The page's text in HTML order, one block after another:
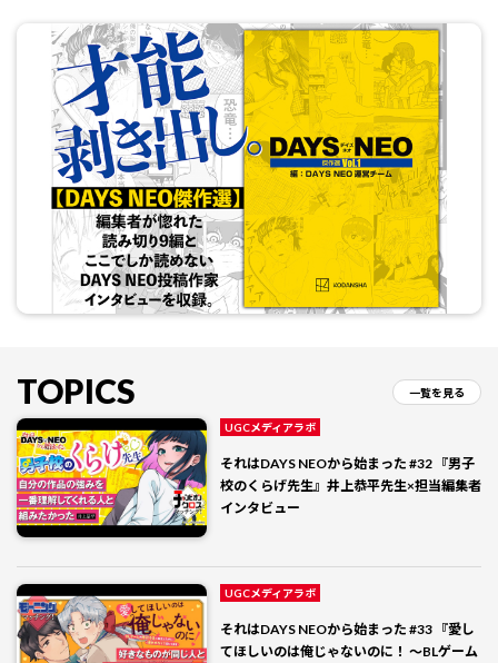
TOPICS 一覧を見る
UGCメディアラボ
それはDAYS NEOから始まった #32 『男子
校のくらげ先生』井上恭平先生×担当編集者
インタビュー
UGCメディアラボ
それはDAYS NEOから始まった #33 『愛し
てほしいのは俺じゃないのに！ 〜BLゲーム